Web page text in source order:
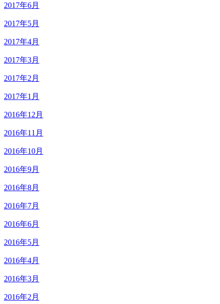
2017年6月
2017年5月
2017年4月
2017年3月
2017年2月
2017年1月
2016年12月
2016年11月
2016年10月
2016年9月
2016年8月
2016年7月
2016年6月
2016年5月
2016年4月
2016年3月
2016年2月